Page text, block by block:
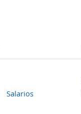
Salarios